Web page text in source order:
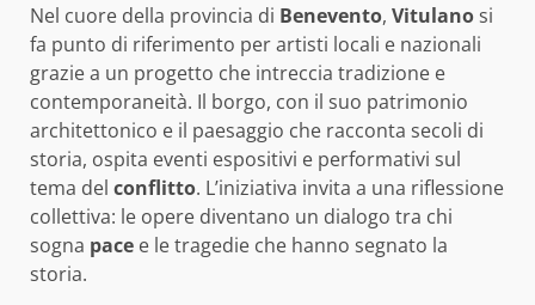
Nel cuore della provincia di Benevento, Vitulanosi
fa punto di riferimento per artisti locali e nazionali
grazie a un progetto che intreccia tradizione e
contemporaneità. Il borgo, con il suo patrimonio
architettonico e il paesaggio che racconta secoli di
storia, ospita eventi espositivi e performativi sul
tema del conflitto. L’iniziativa invita a una riflessione
collettiva: le opere diventano un dialogo tra chi
sogna pace e le tragedie che hanno segnato la
storia.